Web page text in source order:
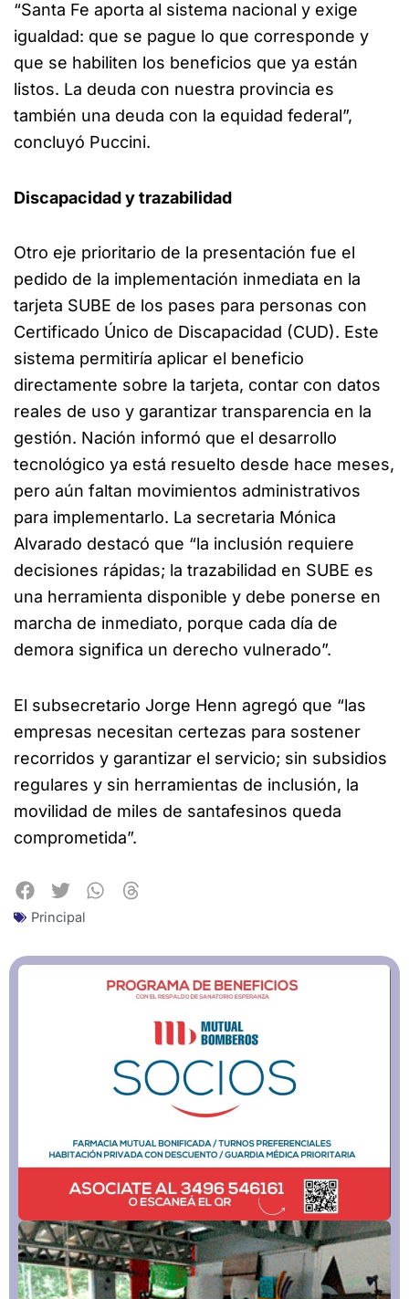
“Santa Fe aporta al sistema nacional y exige
igualdad: que se pague lo que corresponde y
que se habiliten los beneficios que ya están
listos. La deuda con nuestra provincia es
también una deuda con la equidad federal”,
concluyó Puccini.
Discapacidad y trazabilidad
Otro eje prioritario de la presentación fue el
pedido de la implementación inmediata en la
tarjeta SUBE de los pases para personas con
Certificado Único de Discapacidad (CUD). Este
sistema permitiría aplicar el beneficio
directamente sobre la tarjeta, contar con datos
reales de uso y garantizar transparencia en la
gestión. Nación informó que el desarrollo
tecnológico ya está resuelto desde hace meses,
pero aún faltan movimientos administrativos
para implementarlo. La secretaria Mónica
Alvarado destacó que “la inclusión requiere
decisiones rápidas; la trazabilidad en SUBE es
una herramienta disponible y debe ponerse en
marcha de inmediato, porque cada día de
demora significa un derecho vulnerado”.
El subsecretario Jorge Henn agregó que “las
empresas necesitan certezas para sostener
recorridos y garantizar el servicio; sin subsidios
regulares y sin herramientas de inclusión, la
movilidad de miles de santafesinos queda
comprometida”.
Principal